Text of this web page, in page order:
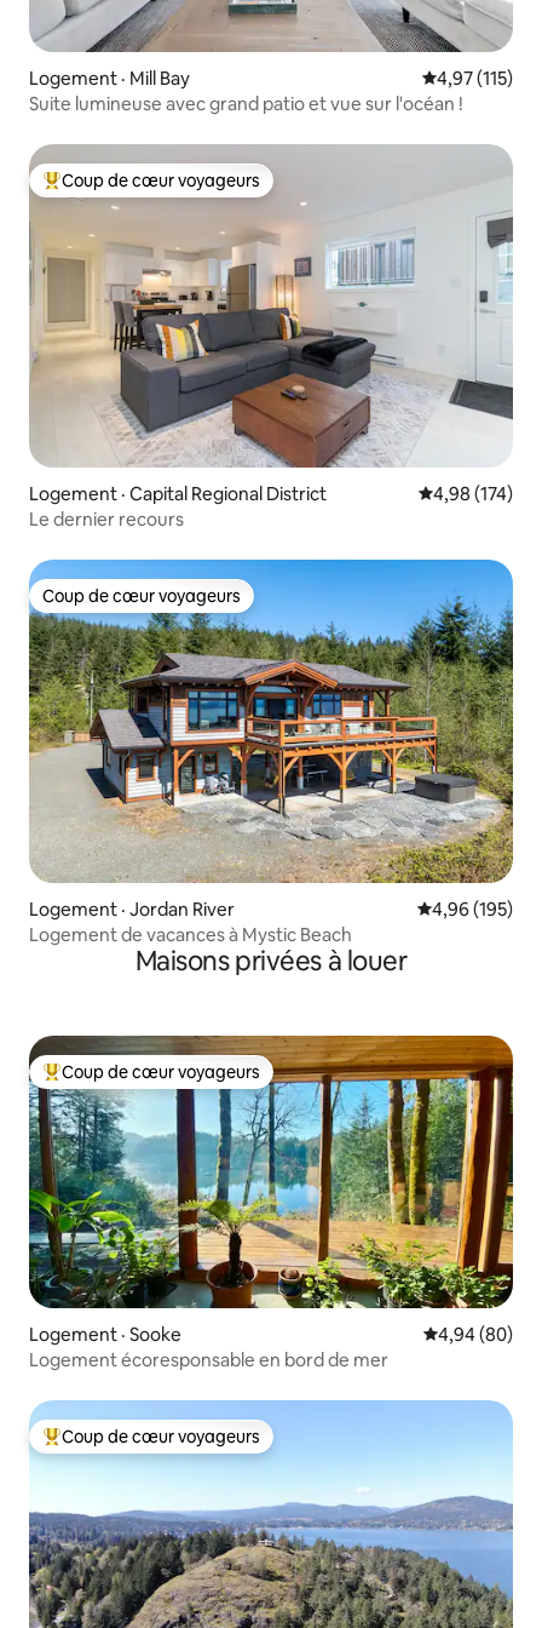
Logement · Mill Bay Note
4,97 (115)
Suite lumineuse avec grand patio et vue sur l'océan !
Coup de cœur voyageurs parmi les plus aimés
Coup de cœur voyageurs
Logement · Capital Regional District Note
4,98 (174)
Le dernier recours
Coup de cœur voyageurs
Coup de cœur voyageurs
Logement · Jordan River Note
4,96 (195)
Logement de vacances à Mystic Beach
Maisons privées à louer
Coup de cœur voyageurs parmi les plus aimés
Coup de cœur voyageurs
Logement · Sooke Note
4,94 (80)
Logement écoresponsable en bord de mer
Coup de cœur voyageurs parmi les plus aimés
Coup de cœur voyageurs